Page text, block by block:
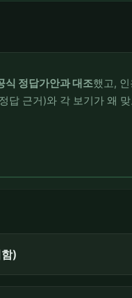
식 정답가안과 대조했고,
답 근거)와 각 보기가 왜
)